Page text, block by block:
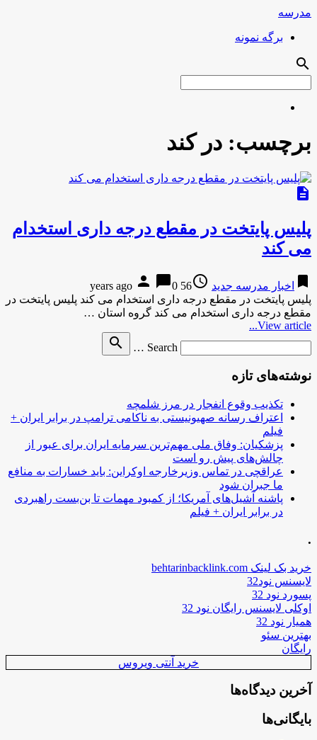
مدرسه
برگه نمونه
search
برچسب: در کند
description
پلیس پایتخت در مقطع درجه داری استخدام
می کند
bookmark اخبار مدرسه جدید access_time
56 years ago
person chat_bubble0
پلیس پایتخت در مقطع درجه داری استخدام می کند پلیس پایتخت در
مقطع درجه داری استخدام می کند گروه استان …
View article...
Search …
search
نوشته‌های تازه
تکذیب وقوع انفجار در مرز شلمچه
اعتراف رسانه صهیونیستی به ناکامی ترامپ در برابر ایران +
فیلم
پزشکیان: وفاق ملی مهم‌ترین سرمایه ایران برای عبور از
چالش‌های پیش رو است
عراقچی در تماس وزیرخارجه اوکراین: باید خسارات به منافع
ما جبران شود
پاشنه آشیل‌های آمریکا؛ از کمبود مهمات تا بن‌بست راهبردی
در برابر ایران + فیلم
.
خرید بک لینک behtarinbacklink.com
لایسنس نود32
پسورد نود 32
اوکلی لایسنس رایگان نود 32
همیار نود 32
بهترین سئو
رایگان
خرید آنتی ویروس
آخرین دیدگاه‌ها
بایگانی‌ها